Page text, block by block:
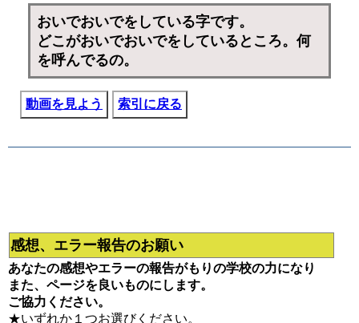
おいでおいでをしている字です。
どこがおいでおいでをしているところ。何
を呼んでるの。
動画を見よう 索引に戻る
感想、エラー報告のお願い
あなたの感想やエラーの報告がもりの学校の力になり
また、ページを良いものにします。
ご協力ください。
★いずれか１つお選びください。